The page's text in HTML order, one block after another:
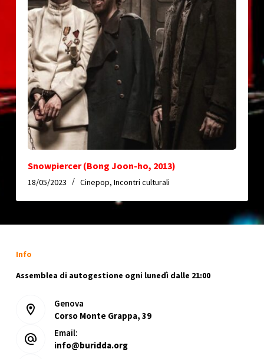
Snowpiercer (Bong Joon-ho, 2013)
18/05/2023 Cinepop, Incontri culturali
Info
Assemblea di autogestione ogni lunedì dalle 21:00
Genova
Corso Monte Grappa, 39
Email:
info@buridda.org